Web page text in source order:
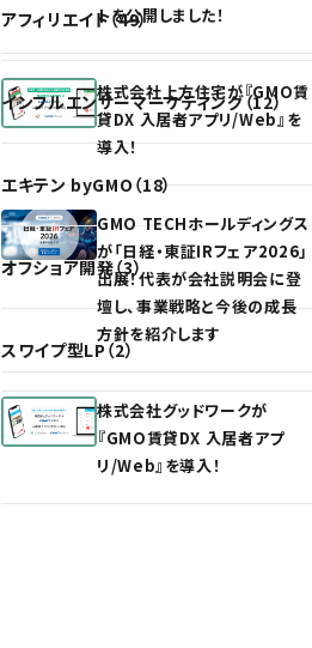
アフィリエイト（49）
インフルエンサーマーケティング（12）
エキテン byGMO（18）
オフショア開発（3）
スワイプ型LP（2）
トを公開しました！
株式会社上方住宅が『GMO賃
貸DX 入居者アプリ/Web』を
導入！
GMO TECHホールディングス
が「日経・東証IRフェア2026」
出展！代表が会社説明会に登
壇し、事業戦略と今後の成長
方針を紹介します
株式会社グッドワークが
『GMO賃貸DX 入居者アプ
リ/Web』を導入！